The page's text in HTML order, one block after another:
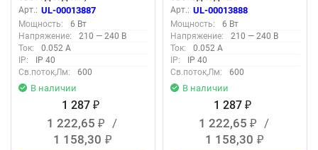
диммируемая, Форма
свеча, прозрачная, Серия
Optima Филамент DIM,
Теплый белый свет 3000K,
Упаковка 10 штук
Арт.: UL-00013887
Мощность:
6 Вт
Напряжение:
210 — 240 В
Ток:
0.052 А
IP:
IP 40
Св.поток,Лм:
600
В наличии
1 287 ₽
1 222,65 ₽
/
1 158,30 ₽
диммируемая, Форма
свеча, матовая, Серия
Optima DIM Филамент,
Теплый белый свет 3000K,
Упаковка 10 штук
Арт.: UL-00013888
Мощность:
6 Вт
Напряжение:
210 — 240 В
Ток:
0.052 А
IP:
IP 40
Св.поток,Лм:
600
В наличии
1 287 ₽
1 222,65 ₽
/
1 158,30 ₽